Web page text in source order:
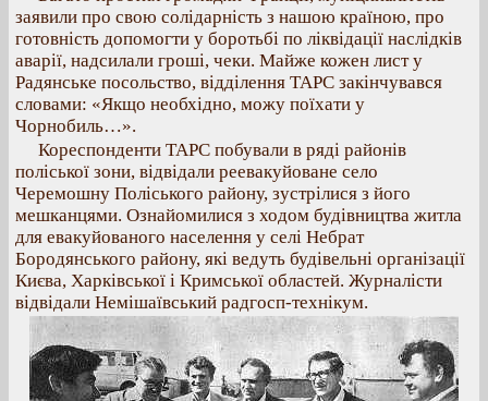
заявили про свою солідарність з нашою країною, про
готовність допомогти у боротьбі по ліквідації наслідків
аварії, надсилали гроші, чеки. Майже кожен лист у
Радянське посольство, відділення ТАРС закінчувався
словами: «Якщо необхідно, можу поїхати у
Чорнобиль…».
Кореспонденти ТАРС побували в ряді районів
поліської зони, відвідали реевакуйоване село
Черемошну Поліського району, зустрілися з його
мешканцями. Ознайомилися з ходом будівництва житла
для евакуйованого населення у селі Небрат
Бородянського району, які ведуть будівельні організації
Києва, Харківської і Кримської областей. Журналісти
відвідали Немішаївський радгосп-технікум.